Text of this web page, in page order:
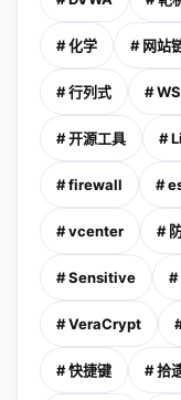
# 化学 # 网站
# 行列式 #
# 开源工具 #
# firewall #
# vcenter #
# Sensitive #
# VeraCrypt
# 快捷键 # 拾